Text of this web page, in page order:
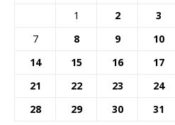
1
2 3
7
8 9 10
14
15 16 17
21
22 23 24
28
29 30 31